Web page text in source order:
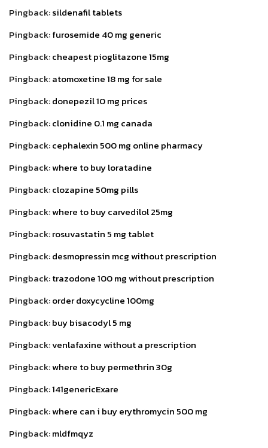
Pingback:sildenafil tablets
Pingback:furosemide 40 mg generic
Pingback:cheapest pioglitazone 15mg
Pingback:atomoxetine 18 mg for sale
Pingback:donepezil 10 mg prices
Pingback:clonidine 0.1 mg canada
Pingback:cephalexin 500 mg online pharmacy
Pingback:where to buy loratadine
Pingback:clozapine 50mg pills
Pingback:where to buy carvedilol 25mg
Pingback:rosuvastatin 5 mg tablet
Pingback:desmopressin mcg without prescription
Pingback:trazodone 100 mg without prescription
Pingback:order doxycycline 100mg
Pingback:buy bisacodyl 5 mg
Pingback:venlafaxine without a prescription
Pingback:where to buy permethrin 30g
Pingback:141genericExare
Pingback:where can i buy erythromycin 500 mg
Pingback:mldfmqyz